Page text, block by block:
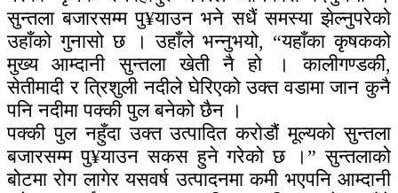
सुन्तला बजारसम्म पु¥याउन भने सधैं समस्या झेल्नुपरेको
उहाँको गुनासो छ । उहाँले भन्नुभयो, “यहाँका कृषकको
मुख्य आम्दानी सुन्तला खेती नै हो । कालीगण्डकी,
सेतीमादी र त्रिशुली नदीले घेरिएको उक्त वडामा जान कुनै
पनि नदीमा पक्की पुल बनेको छैन ।
पक्की पुल नहुँदा उक्त उत्पादित करोडौं मूल्यको सुन्तला
बजारसम्म पु¥याउन सकस हुने गरेको छ ।” सुन्तलाको
बोटमा रोग लागेर यसवर्ष उत्पादनमा कमी भएपनि आम्दानी